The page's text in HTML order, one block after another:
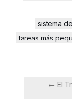
sistema
tareas más
← El